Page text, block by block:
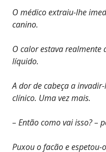
O médico extraiu-lhe
canino.
O calor estava realmente
líquido.
A dor de cabeça a
clínico. Uma vez mais.
– Então como vai isso? –
Puxou o facão e espetou-